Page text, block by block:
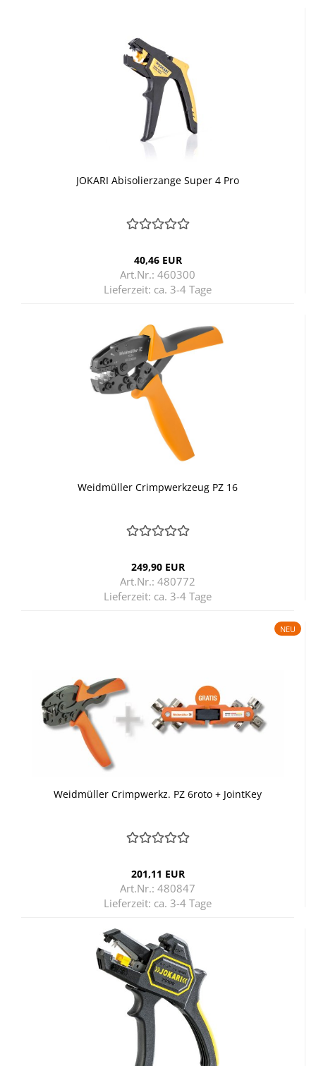
JO­KA­RI Ab­iso­lier­zan­ge Super 4 Pro
40,46 EUR
Art.Nr.: 460300
Lieferzeit: ca. 3-4 Tage
Weid­mül­ler Crimp­werk­zeug PZ 16
249,90 EUR
Art.Nr.: 480772
Lieferzeit: ca. 3-4 Tage
NEU
Weid­mül­ler Crimp­werkz. PZ 6roto + Joint­Key
201,11 EUR
Art.Nr.: 480847
Lieferzeit: ca. 3-4 Tage